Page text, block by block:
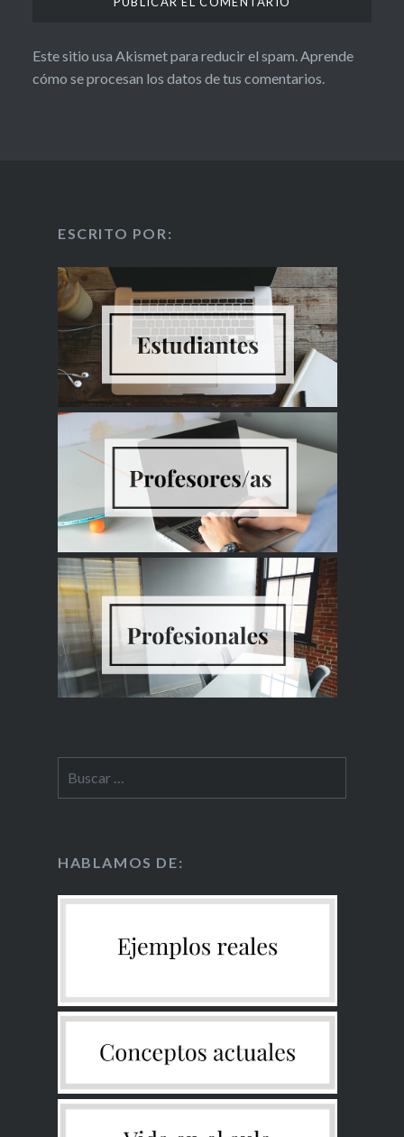
Este sitio usa Akismet para reducir el spam.Aprende
cómo se procesan los datos de tus comentarios.
ESCRITO POR:
HABLAMOS DE: